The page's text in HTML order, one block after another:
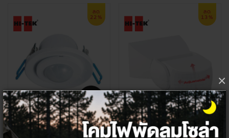
×
ลด
22%
ลด
13%